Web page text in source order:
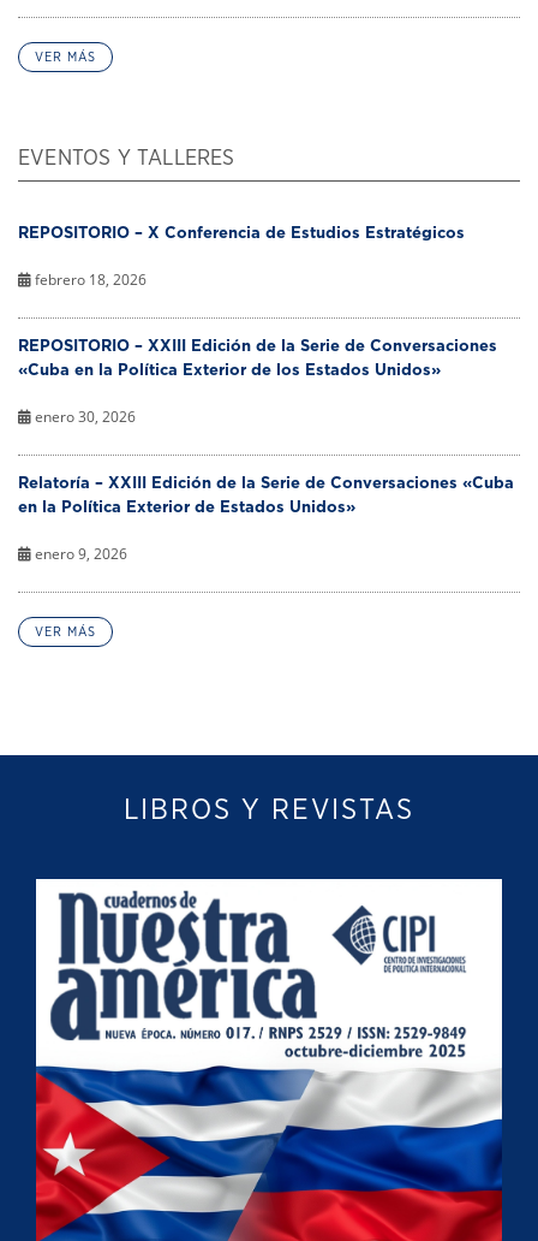
VER MÁS
EVENTOS Y TALLERES
REPOSITORIO – X Conferencia de Estudios Estratégicos
febrero 18, 2026
REPOSITORIO – XXIII Edición de la Serie de Conversaciones
«Cuba en la Política Exterior de los Estados Unidos»
enero 30, 2026
Relatoría – XXIII Edición de la Serie de Conversaciones «Cuba
en la Política Exterior de Estados Unidos»
enero 9, 2026
VER MÁS
LIBROS Y REVISTAS